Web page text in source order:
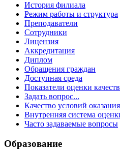
История филиала
Режим работы и структура
Преподаватели
Сотрудники
Лицензия
Аккредитация
Диплом
Обращения граждан
Доступная среда
Показатели оценки
Задать вопрос...
Качество условий
Внутренняя система
Часто задаваемые вопросы
Образование